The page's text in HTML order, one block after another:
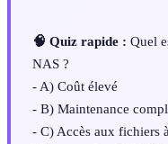
🧠 Quiz rapide : Quel
NAS ?
- A) Coût élevé
- B) Maintenance
- C) Accès aux fichiers